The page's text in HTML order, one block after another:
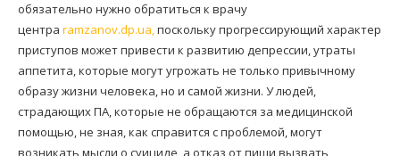
обязательно нужно обратиться к врачу
центра ramzanov.dp.ua,поскольку прогрессирующий характер
приступов может привести к развитию депрессии, утраты
аппетита, которые могут угрожать не только привычному
образу жизни человека, но и самой жизни. У людей,
страдающих ПА, которые не обращаются за медицинской
помощью, не зная, как справится с проблемой, могут